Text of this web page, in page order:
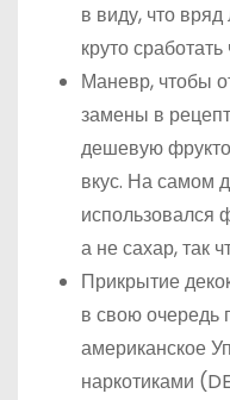
в виду, что
круто
Маневр, чтобы
замены в
дешевую
вкус. На самом
использовался
а не сахар, так
Прикрытие
в свою очередь
американское
наркотиками